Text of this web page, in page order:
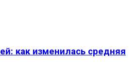
как изменилась средняя